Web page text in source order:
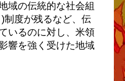
域の伝統的な社会組
制度が残るなど、伝
いるのに対し、米領
響を強く受けた地域